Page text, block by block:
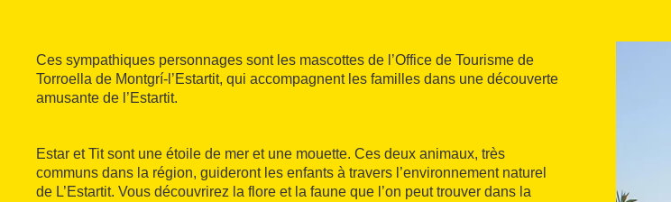
Ces sympathiques personnages sont les mascottes de l’Office de Tourisme de
Torroella de Montgrí-l’Estartit, qui accompagnent les familles dans une découverte
amusante de l’Estartit.
Estar et Tit sont une étoile de mer et une mouette. Ces deux animaux, très
communs dans la région, guideront les enfants à travers l’environnement naturel
de L’Estartit. Vous découvrirez la flore et la faune que l’on peut trouver dans la